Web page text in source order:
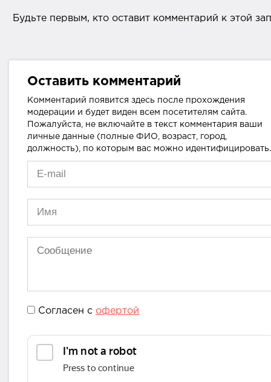
Будьте первым, кто оставит комментарий к этой
Оставить комментарий
Комментарий появится здесь после прохождения
модерации и будет виден всем посетителям сайта.
Пожалуйста, не включайте в текст комментария ваши
личные данные (полные ФИО, возраст, город,
должность), по которым вас можно идентифицировать.
Согласен с офертой